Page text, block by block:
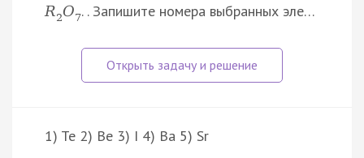
R2O7. . Запишите номера выбранных эле…
1) Te 2) Be 3) I 4) Ba 5) Sr